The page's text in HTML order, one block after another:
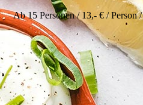
Ab 15 Personen / 13,- € / Person